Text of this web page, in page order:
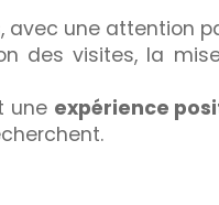
avec une attention
des visites, la
une expérience